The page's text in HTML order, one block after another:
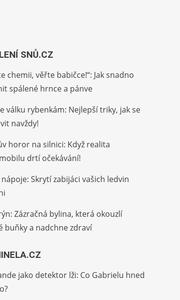
SNŮ.CZ
chemii, věřte babičce!“: Jak snadno
spálené hrnce a pánve
válku rybenkám: Nejlepší triky, jak se
navždy!
horor na silnici: Když realita
drtí očekávání!
Skrytí zabijáci vašich ledvin
Zázračná bylina, která okouzlí
buňky a nadchne zdraví
jako detektor lži: Co Gabrielu hned